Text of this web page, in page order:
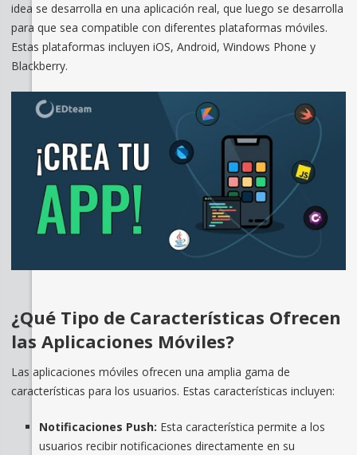
idea se desarrolla en una aplicación real, que luego se desarrolla
para que sea compatible con diferentes plataformas móviles.
Estas plataformas incluyen iOS, Android, Windows Phone y
Blackberry.
¿Qué Tipo de Características Ofrecen
las Aplicaciones Móviles?
Las aplicaciones móviles ofrecen una amplia gama de
características para los usuarios. Estas características incluyen:
Notificaciones Push: Esta característica permite a los
usuarios recibir notificaciones directamente en su